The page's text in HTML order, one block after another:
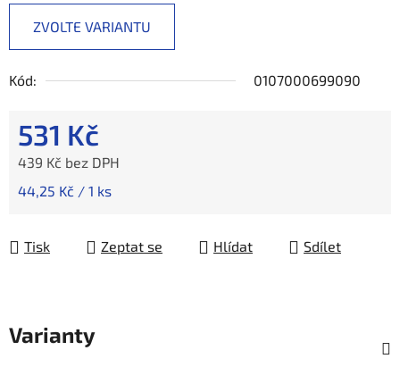
ZVOLTE VARIANTU
Kód: 0107000699090
531 Kč
439 Kč bez DPH
Měrná cena:
44,25 Kč / 1 ks
Tisk Zeptat se Hlídat Sdílet
Varianty